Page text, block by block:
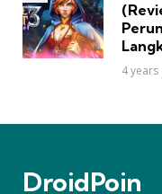
4 years
DroidPoin